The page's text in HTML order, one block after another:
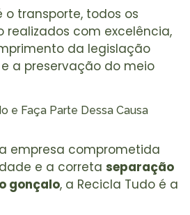
transporte, todos os
realizados com excelência,
da legislação
a preservação do meio
e Faça Parte Dessa Causa
empresa comprometida
e a corretaseparação
gonçalo, a Recicla Tudo é a